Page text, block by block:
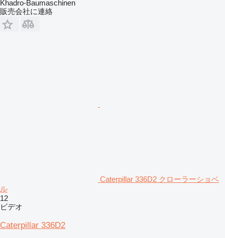
Khadro-Baumaschinen
販売会社に連絡
Caterpillar 336D2 クローラーショベ
ル
12
ビデオ
Caterpillar 336D2